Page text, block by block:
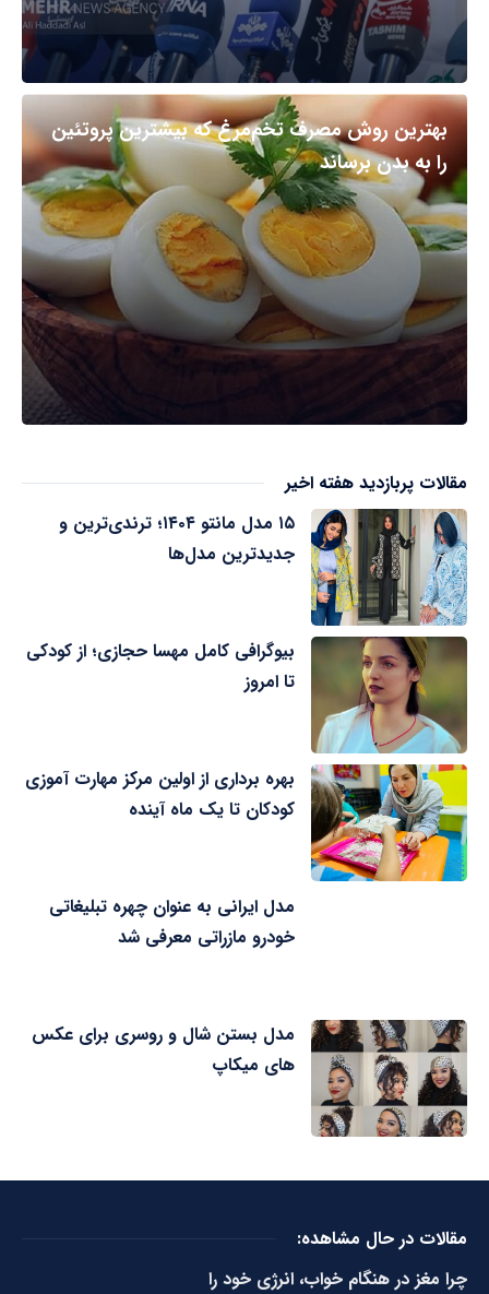
بهترین روش مصرف تخم‌مرغ که بیشترین پروتئین
را به بدن برساند
مقالات پربازدید هفته اخیر
۱۵ مدل مانتو ۱۴۰۴؛ ترندی‌ترین و
جدیدترین مدل‌ها
بیوگرافی کامل مهسا حجازی؛ از کودکی
تا امروز
بهره برداری از اولین مرکز مهارت آموزی
کودکان تا یک ماه آینده
مدل ایرانی به عنوان چهره تبلیغاتی
خودرو مازراتی معرفی شد
مدل بستن شال و روسری برای عکس
های میکاپ
مقالات در حال مشاهده:
چرا مغز در هنگام خواب، انرژی خود را